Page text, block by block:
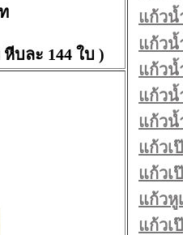
บละ 144 ใบ )
แก้วน้
แก้ว
แก้วน้
แก้วน้
แก้วน้
แก้วเ
แก้วเ
แก้วหู
แก้วเ